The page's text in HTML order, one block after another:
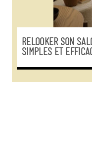
RELOOKER SON
SIMPLES ET